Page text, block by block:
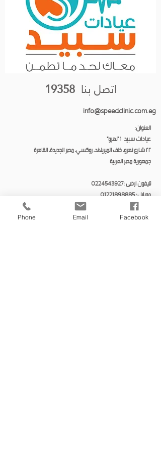
19358 اتصل بنا
info@speedclinic.com.eg
العنوان:
عيادات سبيد 1 "نهرو"
٢٢ شارع نهرو، خلف الميريلاند، روكسي، مصر الجديدة، القاهرة
جمهورية مصر العربية
تليفون ارضى :0224543927
موبايل:01221898885
فاكس:0224543947
Phone Email Facebook